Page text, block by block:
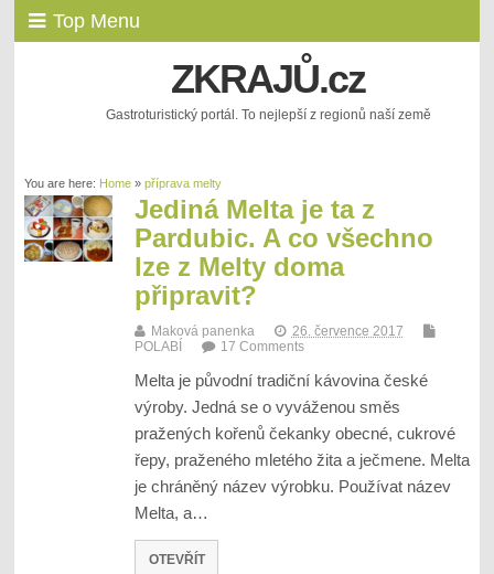
Top Menu
ZKRAJŮ.cz
Gastroturistický portál. To nejlepší z regionů naší země
You are here: Home» příprava melty
Jediná Melta je ta z
Pardubic. A co všechno
lze z Melty doma
připravit?
Maková panenka
26. července 2017
POLABÍ
17 Comments
Melta je původní tradiční kávovina české
výroby. Jedná se o vyváženou směs
pražených kořenů čekanky obecné, cukrové
řepy, praženého mletého žita a ječmene. Melta
je chráněný název výrobku. Používat název
Melta, a…
OTEVŘÍT